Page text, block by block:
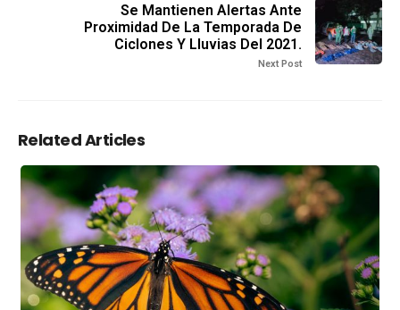
Se Mantienen Alertas Ante
Proximidad De La Temporada De
Ciclones Y Lluvias Del 2021.
Next Post
Related Articles